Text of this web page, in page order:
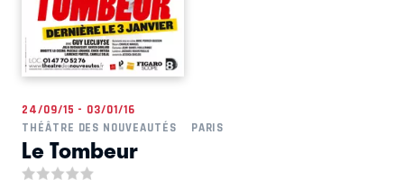
24/09/15 - 03/01/16
THÉÂTRE DES NOUVEAUTÉS
PARIS
Le Tombeur